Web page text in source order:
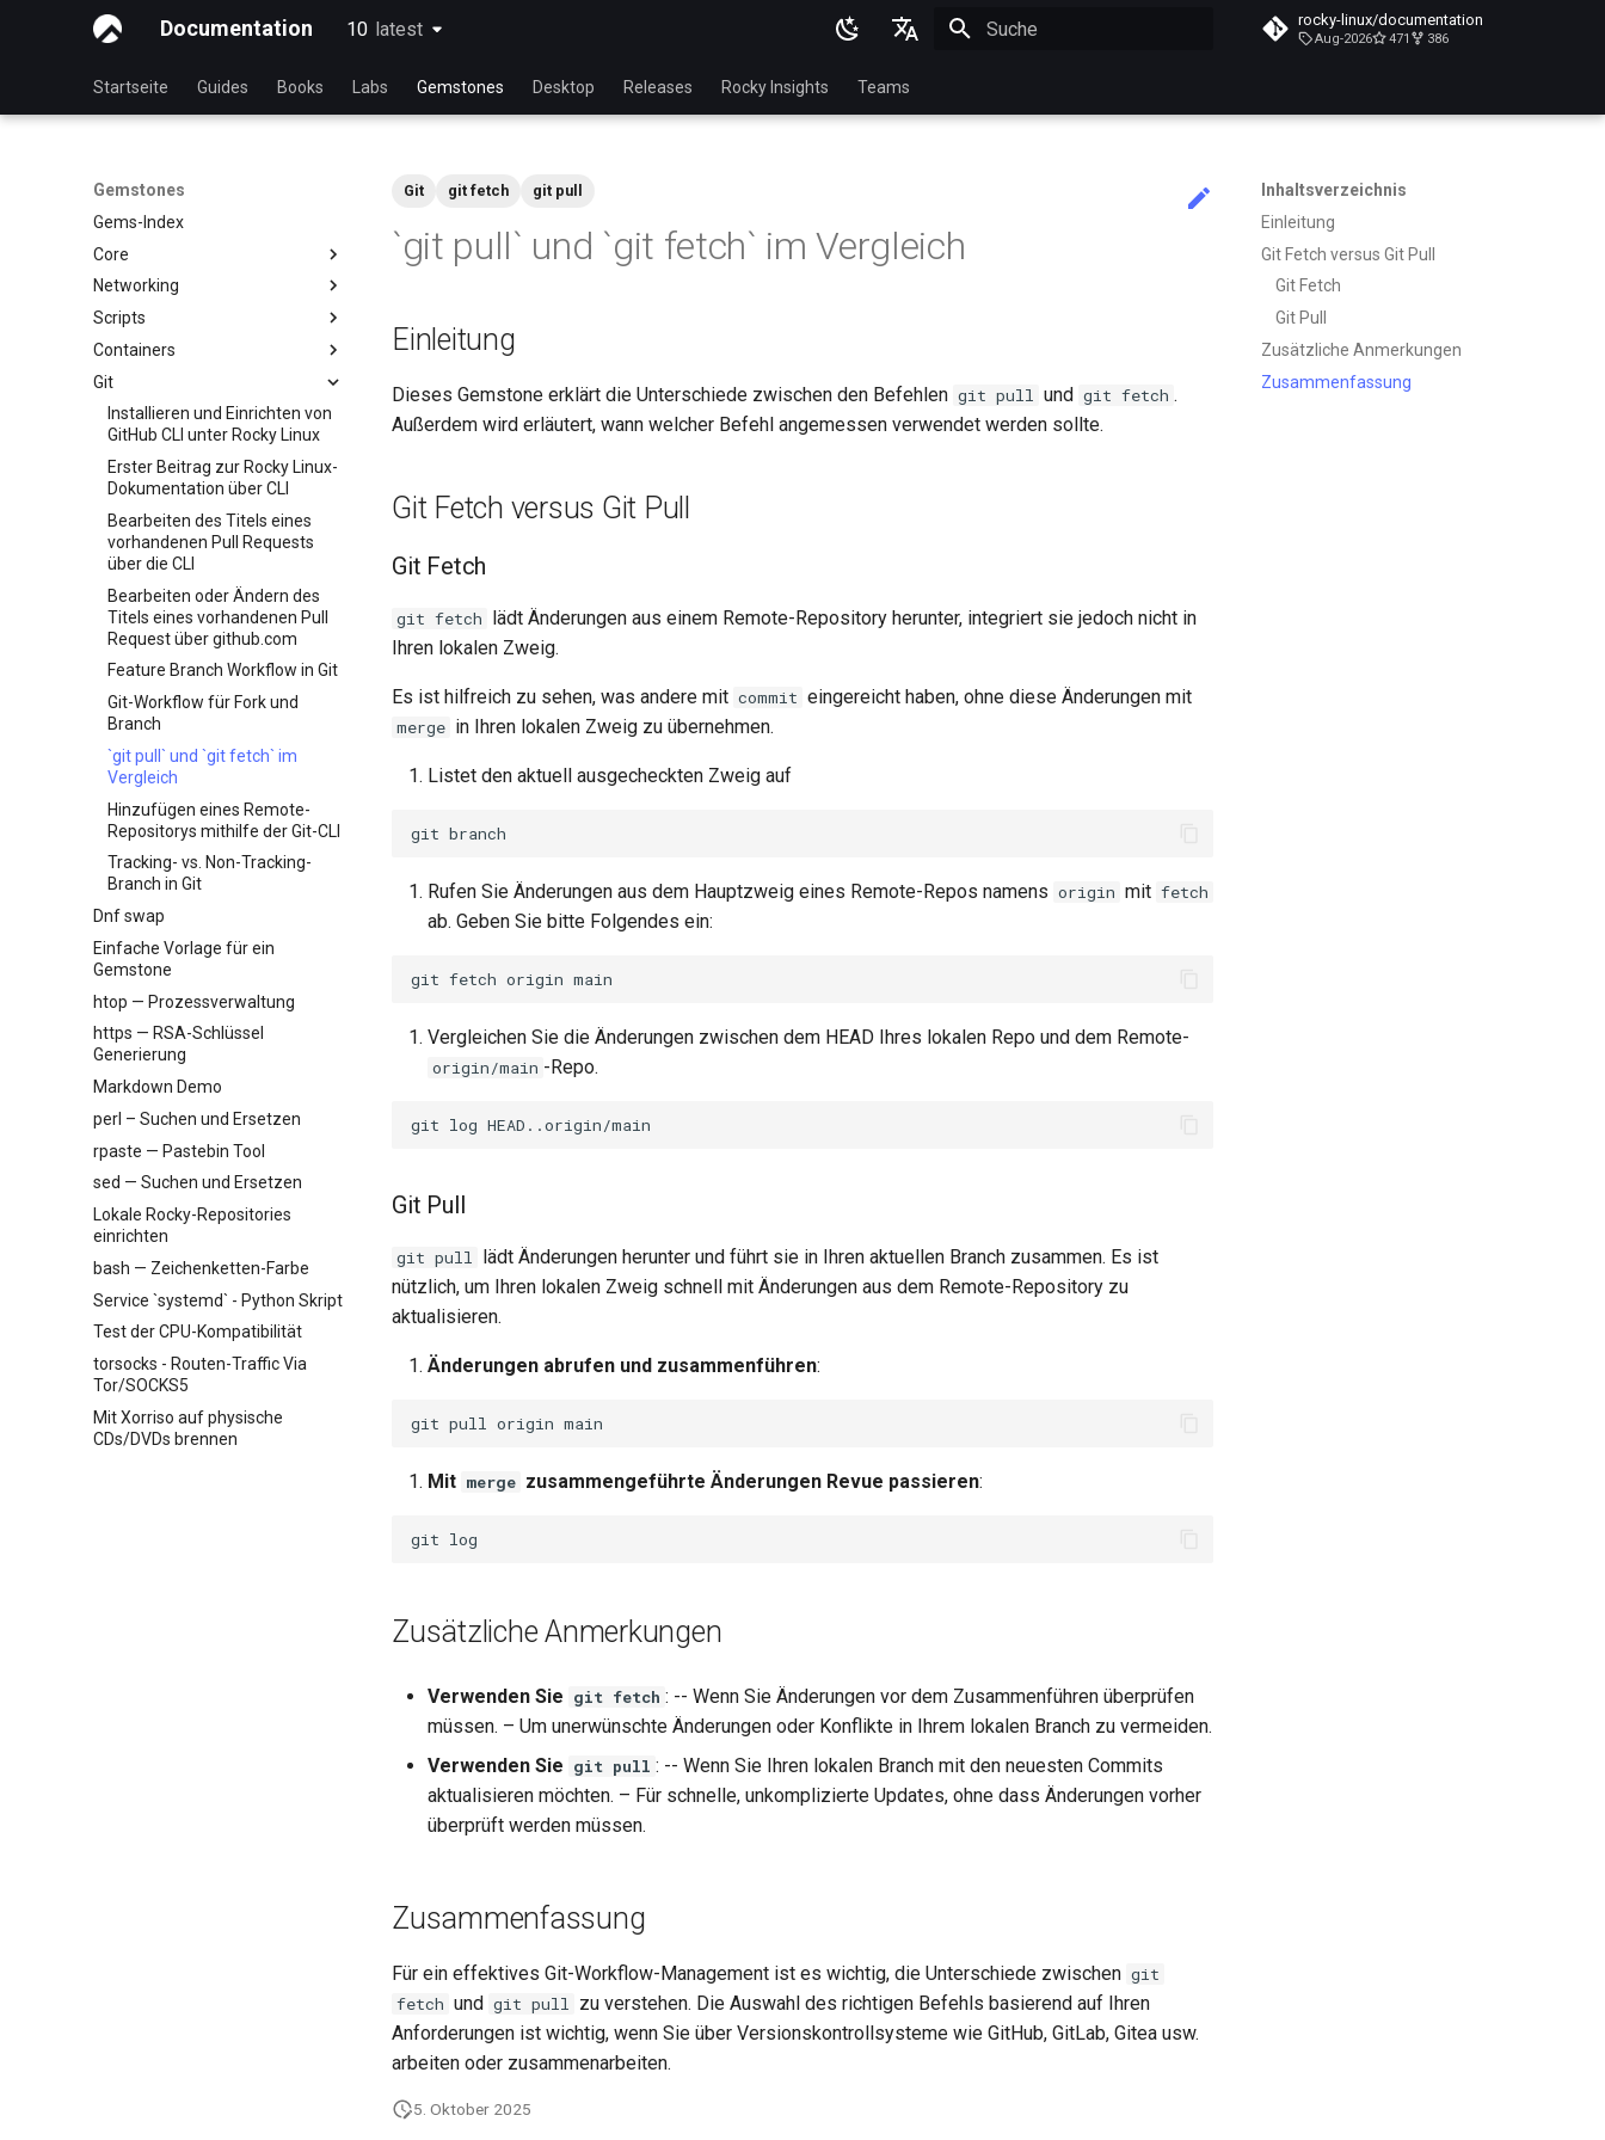
Documentation 10 latest
latest
English
Español
한국어
简体中文
rocky-linux/documentation
Aug-2026 471 386
Startseite Guides Books Labs Gemstones Desktop Releases Rocky Insights Teams
Gemstones
Gems-Index
Core
Anzeige der laufenden Kernel-
Konfiguration
Networking
iftop - Echtzeit-
Bandbreitenstatistik pro
Verbindung
mtr — Netzwerk-Diagnose
NetworkManager
nload — Bandbreitenstatistik
nmcli — Autoconnect
nmtui — Netzwerk-
Management-Tool
Scripts
NoSleep.sh – Ein einfaches
bash - Script Vorlage
Containers
Docker — Engine-Installation
Podman
Git
Installieren und Einrichten von
GitHub CLI unter Rocky Linux
Erster Beitrag zur Rocky Linux-
Dokumentation über CLI
Bearbeiten des Titels eines
vorhandenen Pull Requests
über die CLI
Bearbeiten oder Ändern des
Titels eines vorhandenen Pull
Request über github.com
Feature Branch Workflow in Git
Git-Workflow für Fork und
Branch
`git pull` und `git fetch` im
Vergleich
Hinzufügen eines Remote-
Repositorys mithilfe der Git-CLI
Tracking- vs. Non-Tracking-
Branch in Git
Dnf swap
Einfache Vorlage für ein
Gemstone
htop — Prozessverwaltung
https — RSA-Schlüssel
Generierung
Markdown Demo
perl – Suchen und Ersetzen
rpaste — Pastebin Tool
sed — Suchen und Ersetzen
Lokale Rocky-Repositories
einrichten
bash — Zeichenketten-Farbe
Service `systemd` - Python Skript
Test der CPU-Kompatibilität
torsocks - Routen-Traffic Via
Tor/SOCKS5
Mit Xorriso auf physische
CDs/DVDs brennen
Inhaltsverzeichnis
Einleitung
Git Fetch versus Git Pull
Git Fetch
Git Pull
Zusätzliche Anmerkungen
Zusammenfassung
Git git fetch git pull
`git pull` und `git fetch` im Vergleich
Einleitung
Dieses Gemstone erklärt die Unterschiede zwischen den Befehlen git pull und git fetch .
Außerdem wird erläutert, wann welcher Befehl angemessen verwendet werden sollte.
Git Fetch versus Git Pull
Git Fetch
git fetch lädt Änderungen aus einem Remote-Repository herunter, integriert sie jedoch nicht in
Ihren lokalen Zweig.
Es ist hilfreich zu sehen, was andere mit commit eingereicht haben, ohne diese Änderungen mit
merge in Ihren lokalen Zweig zu übernehmen.
Listet den aktuell ausgecheckten Zweig auf
git
Rufen Sie Änderungen aus dem Hauptzweig eines Remote-Repos namens origin mit fetch
ab. Geben Sie bitte Folgendes ein:
git fetch origin
Vergleichen Sie die Änderungen zwischen dem HEAD Ihres lokalen Repo und dem Remote-
origin/main -Repo.
git log
Git Pull
git pull lädt Änderungen herunter und führt sie in Ihren aktuellen Branch zusammen. Es ist
nützlich, um Ihren lokalen Zweig schnell mit Änderungen aus dem Remote-Repository zu
aktualisieren.
Änderungen abrufen und zusammenführen:
git pull origin
Mit merge zusammengeführte Änderungen Revue passieren:
git
Zusätzliche Anmerkungen
Verwenden Sie git fetch : -- Wenn Sie Änderungen vor dem Zusammenführen überprüfen
müssen. – Um unerwünschte Änderungen oder Konflikte in Ihrem lokalen Branch zu vermeiden.
Verwenden Sie git pull : -- Wenn Sie Ihren lokalen Branch mit den neuesten Commits
aktualisieren möchten. – Für schnelle, unkomplizierte Updates, ohne dass Änderungen vorher
überprüft werden müssen.
Zusammenfassung
Für ein effektives Git-Workflow-Management ist es wichtig, die Unterschiede zwischen git
fetch und git pull zu verstehen. Die Auswahl des richtigen Befehls basierend auf Ihren
Anforderungen ist wichtig, wenn Sie über Versionskontrollsysteme wie GitHub, GitLab, Gitea usw.
arbeiten oder zusammenarbeiten.
5. Oktober 2025